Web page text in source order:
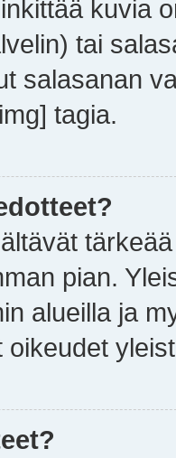
kuvia
tai
salasanan
tagia.
pian.
alueilla ja
oikeudet